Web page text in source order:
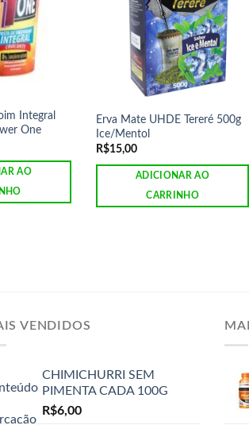
Integral
One
AO
Erva Mate UHDE Tereré 500g
Ice/Mentol
R$15,00
ADICIONAR AO
CARRINHO
VENDIDOS
CHIMICHURRI SEM
PIMENTA CADA 100G
R$6,00